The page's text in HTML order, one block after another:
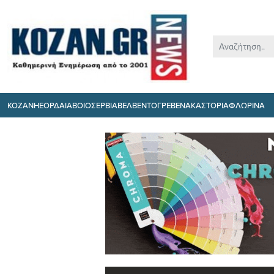
ΚΟΖΑΝΗΕΟΡΔΑΙΑΒΟΙΟΣΕΡΒΙΑΒΕΛΒΕΝΤΟΓΡΕΒΕΝΑΚΑΣΤΟΡΙΑΦΛΩΡΙΝΑ